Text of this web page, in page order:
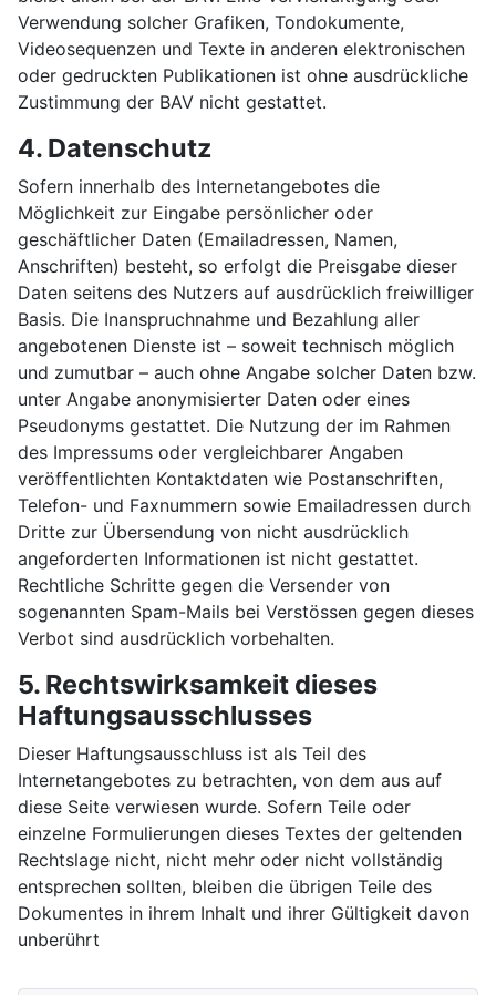
Verwendung solcher Grafiken, Tondokumente,
Videosequenzen und Texte in anderen elektronischen
oder gedruckten Publikationen ist ohne ausdrückliche
Zustimmung der BAV nicht gestattet.
4. Datenschutz
Sofern innerhalb des Internetangebotes die
Möglichkeit zur Eingabe persönlicher oder
geschäftlicher Daten (Emailadressen, Namen,
Anschriften) besteht, so erfolgt die Preisgabe dieser
Daten seitens des Nutzers auf ausdrücklich freiwilliger
Basis. Die Inanspruchnahme und Bezahlung aller
angebotenen Dienste ist – soweit technisch möglich
und zumutbar – auch ohne Angabe solcher Daten bzw.
unter Angabe anonymisierter Daten oder eines
Pseudonyms gestattet. Die Nutzung der im Rahmen
des Impressums oder vergleichbarer Angaben
veröffentlichten Kontaktdaten wie Postanschriften,
Telefon- und Faxnummern sowie Emailadressen durch
Dritte zur Übersendung von nicht ausdrücklich
angeforderten Informationen ist nicht gestattet.
Rechtliche Schritte gegen die Versender von
sogenannten Spam-Mails bei Verstössen gegen dieses
Verbot sind ausdrücklich vorbehalten.
5. Rechtswirksamkeit dieses
Haftungsausschlusses
Dieser Haftungsausschluss ist als Teil des
Internetangebotes zu betrachten, von dem aus auf
diese Seite verwiesen wurde. Sofern Teile oder
einzelne Formulierungen dieses Textes der geltenden
Rechtslage nicht, nicht mehr oder nicht vollständig
entsprechen sollten, bleiben die übrigen Teile des
Dokumentes in ihrem Inhalt und ihrer Gültigkeit davon
unberührt